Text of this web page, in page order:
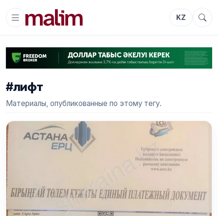
KZ
#лифт
Материалы, опубликованные по этому тегу.